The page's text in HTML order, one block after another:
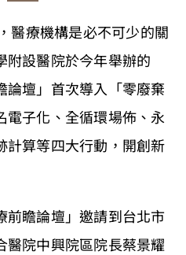
醫療機構是必不可少的關
附設醫院於今年舉辦的
論壇」首次導入「零廢棄
子化、全循環場佈、永
計算等四大行動，開創新
前瞻論壇」邀請到台北市
院中興院區院長蔡景耀